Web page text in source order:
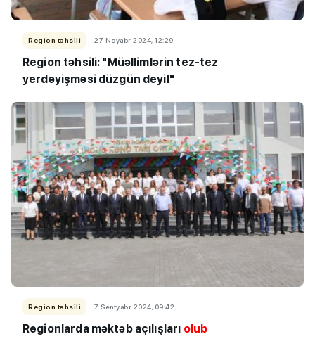
Region təhsili 27 Noyabr 2024, 12:29
Region təhsili: "Müəllimlərin tez-tez
yerdəyişməsi düzgün deyil"
Region təhsili 7 Sentyabr 2024, 09:42
Regionlarda məktəb açılışları olub